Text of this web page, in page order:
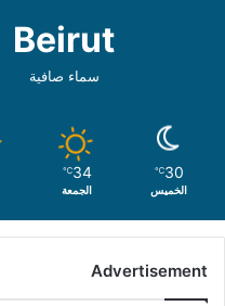
Beirut
سماء صافية
30
℃
الخميس
34
℃
الجمعة
Advertisement